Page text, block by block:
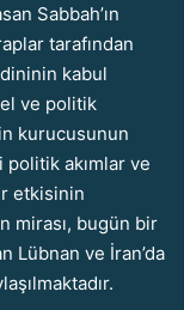
Sabbah’ın
tarafından
kabul
ve politik
kurucusunun
akımlar ve
etkisinin
mirası, bugün bir
Lübnan ve İran’da